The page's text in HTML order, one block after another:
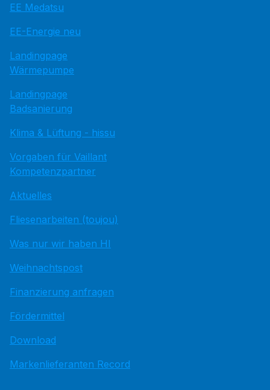
EE Medatsu
EE-Energie neu
Landingpage
Wärmepumpe
Landingpage
Badsanierung
Klima & Lüftung - hissu
Vorgaben für Vaillant
Kompetenzpartner
Aktuelles
Fliesenarbeiten (toujou)
Was nur wir haben HI
Weihnachtspost
Finanzierung anfragen
Fördermittel
Download
Markenlieferanten Record